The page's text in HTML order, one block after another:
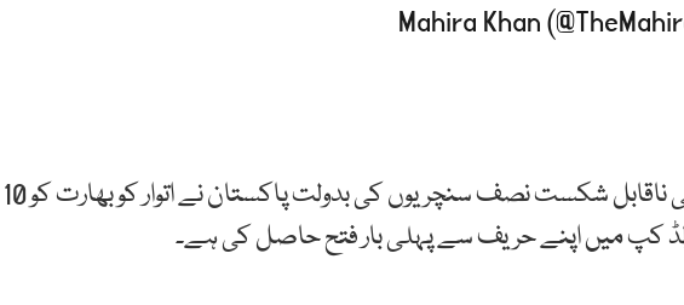
یاد رہے کہ بابر اعظم اور محمد رضوان کی ناقابل شکست نصف سنچریوں کی بدولت پاکستان نے اتوار کو بھارت کو 10
کپ میں اپنے حریف سے پہلی بار فتح حاصل کی ہے۔